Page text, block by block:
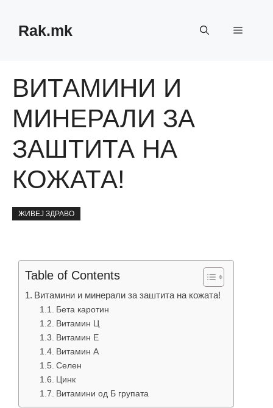
contentRak.mk Menu
ВИТАМИНИ И
МИНЕРАЛИ ЗА
ЗАШТИТА НА
КОЖАТА!
ЖИВЕЈ ЗДРАВО
Table of Contents
Витамини и минерали за заштита на кожата!
Бета каротин
Витамин Ц
Витамин Е
Витамин А
Селен
Цинк
Витамини од Б групата